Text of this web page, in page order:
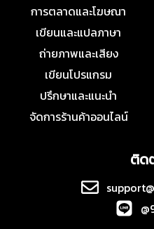
การตลาดและโฆษณา
เขียนและแปลภาษา
ถ่ายภาพและเสียง
เขียนโปรแกรม
ปรึกษาและแนะนำ
จัดการร้านค้าออนไลน์
ติด